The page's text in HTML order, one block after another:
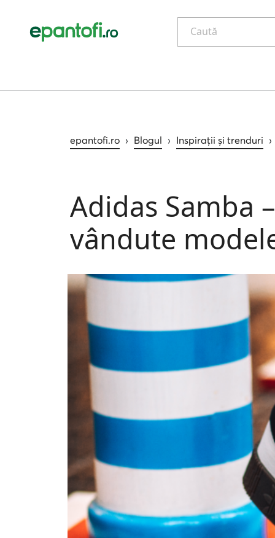
Caută
epantofi.ro › Blogul › Inspirații și trenduri ›
Adidas Samba
vândute